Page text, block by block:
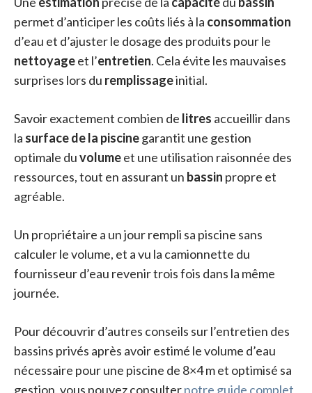
permet d’anticiper les coûts liés à la consommation
d’eau et d’ajuster le dosage des produits pour le
nettoyageet l’entretien. Cela évite les mauvaises
surprises lors du remplissageinitial.
Savoir exactement combien de litres accueillir dans
la surface de la piscinegarantit une gestion
optimale duvolumeet une utilisation raisonnée des
ressources, tout en assurant un bassin propre et
agréable.
Un propriétaire a un jour rempli sa piscine sans
calculer le volume, et a vu la camionnette du
fournisseur d’eau revenir trois fois dans la même
journée.
Pour découvrir d’autres conseils sur l’entretien des
bassins privés après avoir estimé le volume d’eau
nécessaire pour une piscine de 8×4 m et optimisé sa
gestion, vous pouvez consulternotre guide complet